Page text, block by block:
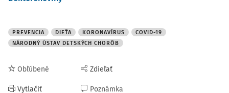
PREVENCIA DIEŤA KORONAVÍRUS
COVID-19
NÁRODNÝ ÚSTAV DETSKÝCH CHORÔB
Obľúbené
Vytlačiť
Zdieľať
Poznámka